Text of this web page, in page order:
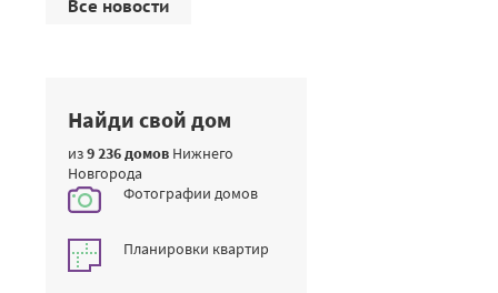
Все новости
Найди свой дом
из9 236 домов Нижнего
Новгорода
Фотографии домов
Планировки квартир